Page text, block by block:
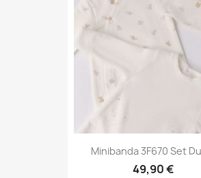
Minibanda 3F670 Set
49,90 €